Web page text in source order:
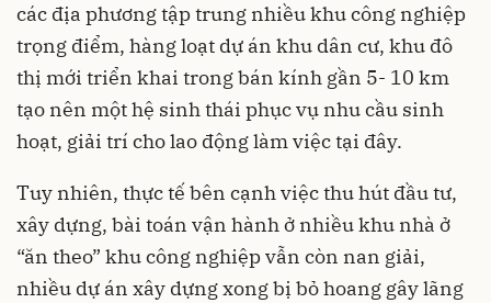
các địa phương tập trung nhiều khu công nghiệp
trọng điểm, hàng loạt dự án khu dân cư, khu đô
thị mới triển khai trong bán kính gần 5- 10 km
tạo nên một hệ sinh thái phục vụ nhu cầu sinh
hoạt, giải trí cho lao động làm việc tại đây.
Tuy nhiên, thực tế bên cạnh việc thu hút đầu tư,
xây dựng, bài toán vận hành ở nhiều khu nhà ở
“ăn theo” khu công nghiệp vẫn còn nan giải,
nhiều dự án xây dựng xong bị bỏ hoang gây lãng